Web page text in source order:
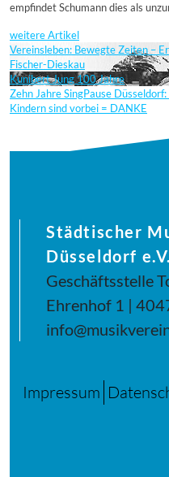
empfindet Schumann dies als
weitere Artikel
Vereinsleben: Bewegte Zeiten –
Fischer-Dieskau
Kunibert Jung 100 Jahre
Zehn Jahre SingPause
Kindern sind vorbei = DANKE
Städtischer
Düsseldorf
Geschäftsstelle
Ehrenhof 1 |
Impressum